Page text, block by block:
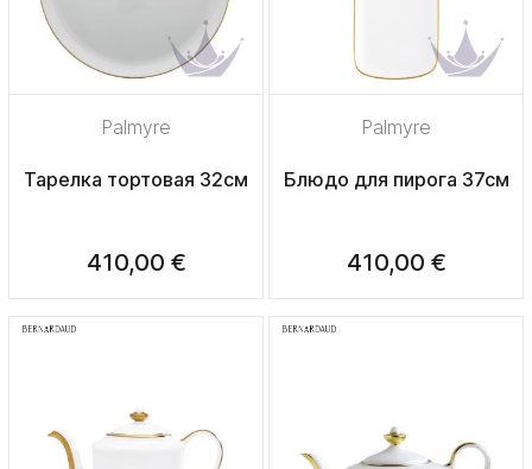
Palmyre
Тарелка тортовая 32см
410,00 €
Palmyre
Блюдо для пирога 37см
410,00 €